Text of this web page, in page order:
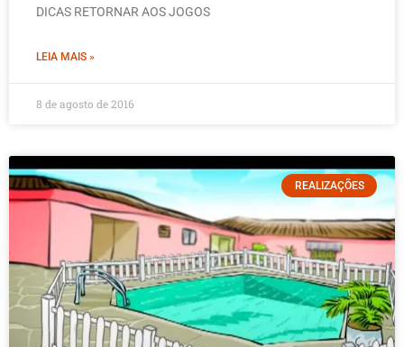
DICAS RETORNAR AOS JOGOS
LEIA MAIS »
8 de agosto de 2016
REALIZAÇÕES